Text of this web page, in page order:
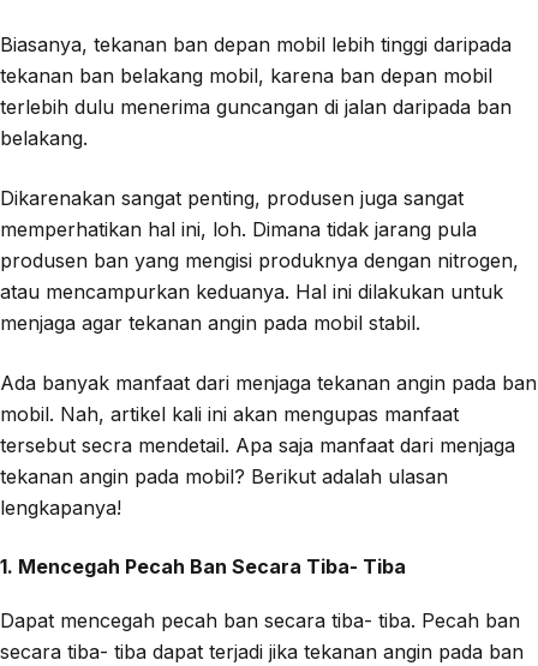
Biasanya, tekanan ban depan mobil lebih tinggi daripada
tekanan ban belakang mobil, karena ban depan mobil
terlebih dulu menerima guncangan di jalan daripada ban
belakang.
Dikarenakan sangat penting, produsen juga sangat
memperhatikan hal ini, loh. Dimana tidak jarang pula
produsen ban yang mengisi produknya dengan nitrogen,
atau mencampurkan keduanya. Hal ini dilakukan untuk
menjaga agar tekanan angin pada mobil stabil.
Ada banyak manfaat dari menjaga tekanan angin pada ban
mobil. Nah, artikel kali ini akan mengupas manfaat
tersebut secra mendetail. Apa saja manfaat dari menjaga
tekanan angin pada mobil? Berikut adalah ulasan
lengkapanya!
1. Mencegah Pecah Ban Secara Tiba- Tiba
Dapat mencegah pecah ban secara tiba- tiba. Pecah ban
secara tiba- tiba dapat terjadi jika tekanan angin pada ban